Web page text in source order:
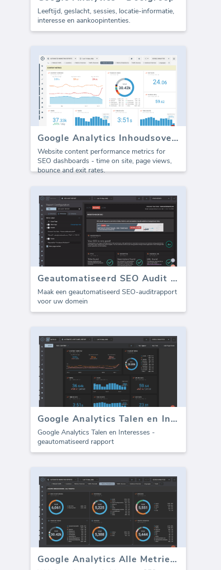
Leeftijd, geslacht, sessies, locatie-informatie,
interesse en aankoopintenties.
Google Analytics Inhoudsoverzicht
Website content performance metrics for
SEO dashboards - time on site, page views,
bounce and exit rates.
Geautomatiseerd SEO Audit Rapport
Maak een geautomatiseerd SEO-auditrapport
voor uw domein
Google Analytics Talen en Interesses (rapport)
Google Analytics Talen en Interesses -
geautomatiseerd rapport
Google Analytics Alle Metrieken